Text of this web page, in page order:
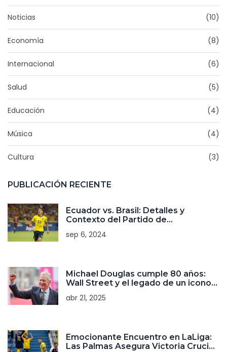
Noticias (10)
Economía (8)
Internacional (6)
Salud (5)
Educación (4)
Música (4)
Cultura (3)
PUBLICACIÓN RECIENTE
Ecuador vs. Brasil: Detalles y
Contexto del Partido de
sep 6, 2024
Michael Douglas cumple 80 años:
Wall Street y el legado de un icono
abr 21, 2025
Emocionante Encuentro en LaLiga:
Las Palmas Asegura Victoria Crucial